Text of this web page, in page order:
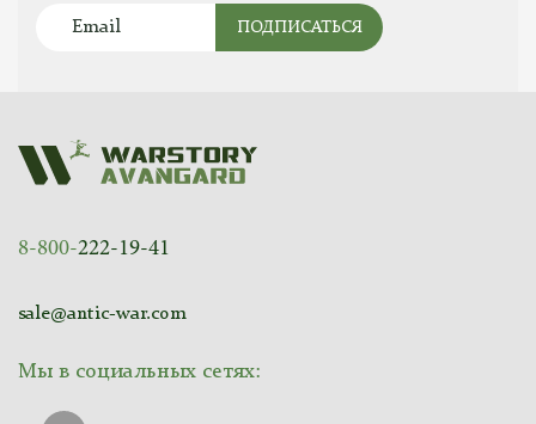
ПОДПИСАТЬСЯ
8-800-222-19-41
sale@antic-war.com
Мы в социальных сетях: